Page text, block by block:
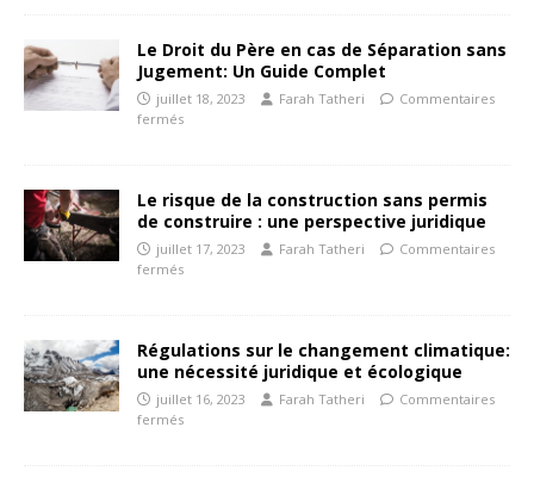
Le Droit du Père en cas de Séparation sans
Jugement: Un Guide Complet
juillet 18, 2023 Farah Tatheri
Commentaires
fermés
Le risque de la construction sans permis
de construire : une perspective juridique
juillet 17, 2023 Farah Tatheri
Commentaires
fermés
Régulations sur le changement climatique:
une nécessité juridique et écologique
juillet 16, 2023 Farah Tatheri
Commentaires
fermés